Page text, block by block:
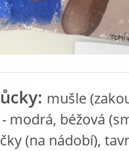
mušle
modrá, béžová
(na nádobí),